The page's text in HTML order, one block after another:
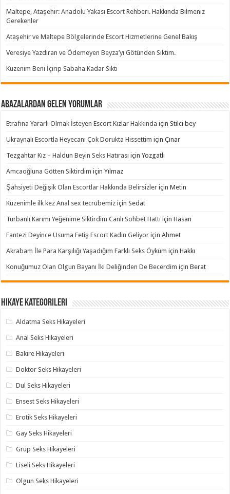
Maltepe, Ataşehir: Anadolu Yakası Escort Rehberi. Hakkında Bilmeniz
Gerekenler
Ataşehir ve Maltepe Bölgelerinde Escort Hizmetlerine Genel Bakış
Veresiye Yazdıran ve Ödemeyen Beyza’yı Götünden Siktim.
Kuzenim Beni İçirip Sabaha Kadar Sikti
Abazalardan Gelen Yorumlar
Etrafına Yararlı Olmak İsteyen Escort Kızlar Hakkında içinStilci bey
Ukraynalı Escortla Heyecanı Çok Dorukta Hissettim içinÇınar
Tezgahtar Kız – Haldun Beyin Seks Hatırası içinYozgatlı
Amcaoğluna Götten Siktirdim içinYılmaz
Şahsiyeti Değişik Olan Escortlar Hakkında Belirsizler içinMetin
Kuzenimle ilk kez Anal sex tecrübemiz içinSedat
Türbanlı Karımı Yeğenime Siktirdim Canlı Sohbet Hattı içinHasan
Fantezi Deyince Usuma Fetiş Escort Kadın Geliyor içinAhmet
Akrabam İle Para Karşılığı Yaşadığım Farklı Seks Öyküm içinHakkı
Konuğumuz Olan Olgun Bayanı İki Deliğinden De Becerdim içinBerat
Hikaye Kategorileri
Aldatma Seks Hikayeleri
Anal Seks Hikayeleri
Bakire Hikayeleri
Doktor Seks Hikayeleri
Dul Seks Hikayeleri
Ensest Seks Hikayeleri
Erotik Seks Hikayeleri
Gay Seks Hikayeleri
Grup Seks Hikayeleri
Liseli Seks Hikayeleri
Olgun Seks Hikayeleri